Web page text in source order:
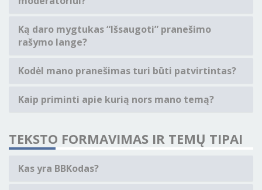
Ką daro mygtukas “Išsaugoti” pranešimo
rašymo lange?
Kodėl mano pranešimas turi būti patvirtintas?
Kaip priminti apie kurią nors mano temą?
TEKSTO FORMAVIMAS IR TEMŲ TIPAI
Kas yra BBKodas?